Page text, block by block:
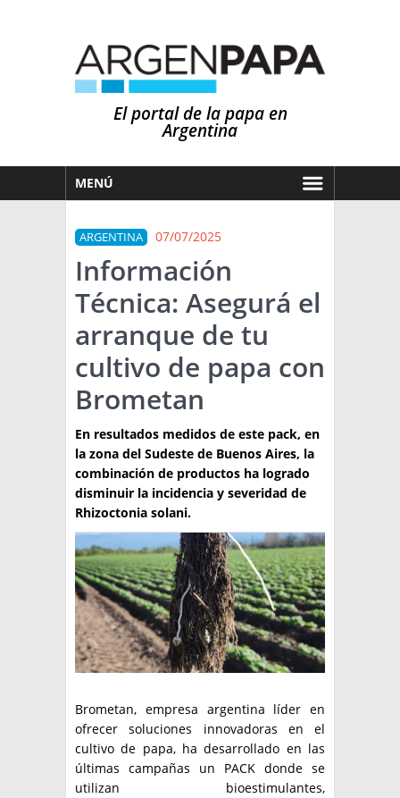
El portal de la papa en
Argentina
MENÚ
MERCADOS
NOTICIAS
EN ESPAÑOL
OTROS IDIOMAS
PRONÓSTICO
LLUVIAS
ARGENTINA
EL MUNDO
TÉCNICA
PRODUCCION
CLASIFICADOS
INTERES GENERAL
LA PAPA
RESOLUCIONES Y NORMATIVAS
ENLACES
ARGENPAPA
PUBLICIDAD
QUIENES SOMOS
CONTACTO
BUSCAR NOTICIAS
BUSCAR
ARGENTINA 07/07/2025
Información
Técnica: Asegurá el
arranque de tu
cultivo de papa con
Brometan
En resultados medidos de este pack, en
la zona del Sudeste de Buenos Aires, la
combinación de productos ha logrado
disminuir la incidencia y severidad de
Rhizoctonia solani.
Brometan, empresa argentina líder en
ofrecer soluciones innovadoras en el
cultivo de papa, ha desarrollado en las
últimas campañas un PACK donde se
utilizan bioestimulantes,